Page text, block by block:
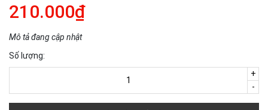
210.000₫
Mô tả đang cập nhật
Số lượng:
-
+